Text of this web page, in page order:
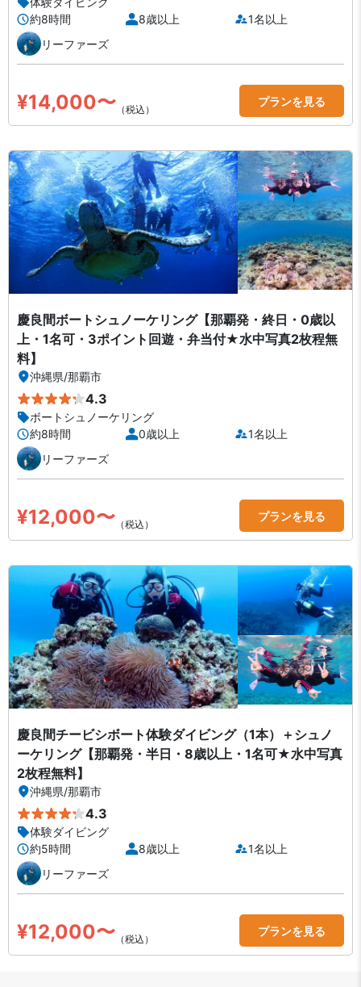
約8時間
8歳以上
1名以上
リーファーズ
¥14,000〜 （税込）
プランを見る
慶良間ボートシュノーケリング【那覇発・終日・0歳以
上・1名可・3ポイント回遊・弁当付★水中写真2枚程無
料】
沖縄県/那覇市
4.3
ボートシュノーケリング
約8時間
0歳以上
1名以上
リーファーズ
¥12,000〜 （税込）
プランを見る
慶良間チービシボート体験ダイビング（1本）＋シュノ
ーケリング【那覇発・半日・8歳以上・1名可★水中写真
2枚程無料】
沖縄県/那覇市
4.3
体験ダイビング
約5時間
8歳以上
1名以上
リーファーズ
¥12,000〜 （税込）
プランを見る